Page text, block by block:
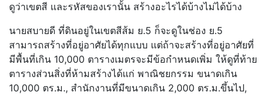
ดูว่าเขตสี และรหัสของเรานั้น สร้างอะไรได้บ้างไม่ได้บ้าง
นายสบายดี ที่ดินอยู่ในเขตสีส้ม ย.5 ก็จะดูในช่อง ย.5
สามารถสร้างที่อยู่อาศัยได้ทุกแบบ แต่ถ้าจะสร้างที่อยู่อาศัยที่
มีพื้นที่เกิน 10,000 ตารางเมตรจะมีข้อกำหนดเพิ่ม ให้ดูที่ท้าย
ตารางส่วนสิ่งที่ห้ามสร้างได้แก่ พาณิชยกรรม ขนาดเกิน
10,000 ตร.ม., สำนักงานที่มีขนาดเกิน 2,000 ตร.ม.ขึ้นไป,